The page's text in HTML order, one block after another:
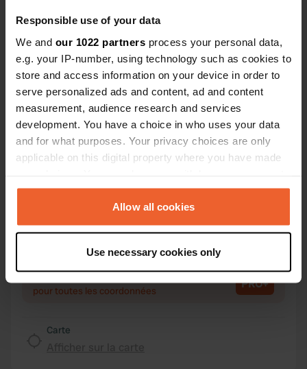
Responsible use of your data
We and our 1022 partners process your personal data,
e.g. your IP-number, using technology such as cookies to
store and access information on your device in order to
serve personalized ads and content, ad and content
measurement, audience research and services
development. You have a choice in who uses your data
and for what purposes. Your privacy choices are only
applicable on this digital property where you have made
any time from the Cookie Declaration or by clicking on
the Privacy trigger icon.
Collect information about your geographical location
which can be accurate to within several meters
Identify your device by actively scanning it for
Find out more about how your personal data is processed
Allow all cookies
Use necessary cookies only
Contact
Emplacement
Sekundær Fylkesveg 437
Sel, Norvège
Coordonnées
Copie
61.88857 9.47771
Code du site
PRO+
pour toutes les coordonnées PRO+
Carte